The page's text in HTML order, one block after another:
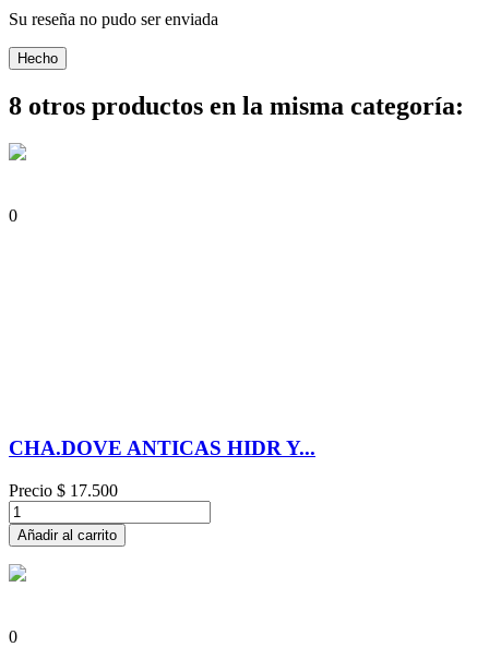
Su reseña no pudo ser enviada
Hecho
8 otros productos en la misma categoría:
0
CHA.DOVE ANTICAS HIDR Y...
Precio $ 17.500
Añadir al carrito
0